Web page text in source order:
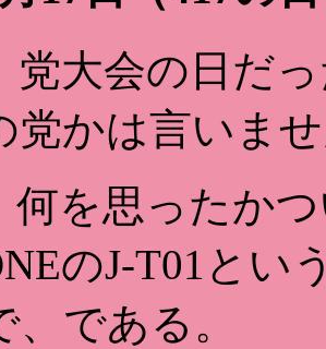
大会の日だ
かは言いま
を思ったか
のJ-T01とい
である。